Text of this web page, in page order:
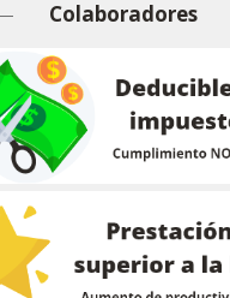
Colaboradores